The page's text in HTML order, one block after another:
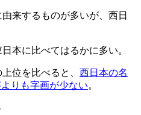
来するものが多いが、西日
本に比べてはるかに多い。
位を比べると、 西日本の名
りも字画が少ない。